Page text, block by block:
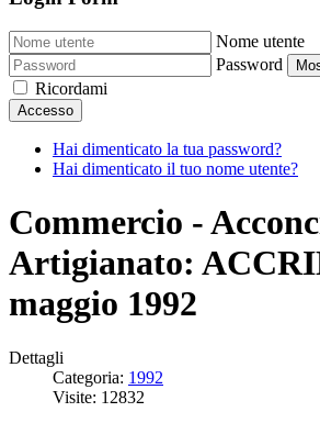
Nome utente
Password
Ricordami
Accesso
Hai dimenticato la tua password?
Hai dimenticato il tuo nome utente?
Commercio -
Artigianato:
maggio 1992
Dettagli
Categoria: 1992
Visite: 12832